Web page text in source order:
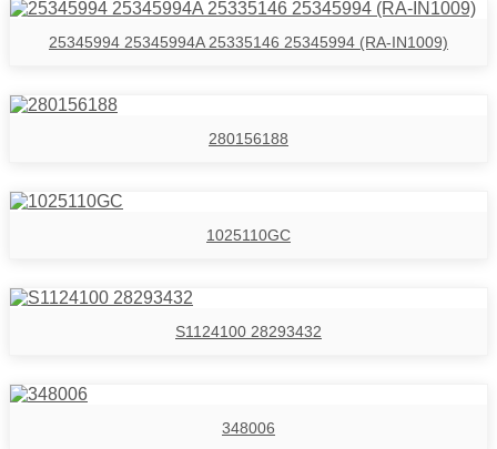
25345994 25345994A 25335146 25345994 (RA-IN1009)
280156188
1025110GC
S1124100 28293432
348006